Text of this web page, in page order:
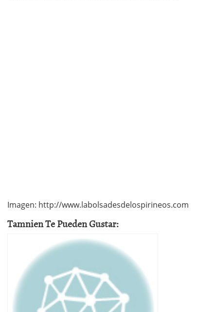
Imagen: http://www.labolsadesdelospirineos.com
Tamnien Te Pueden Gustar: